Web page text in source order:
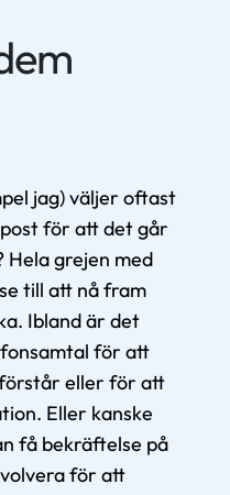
jag) väljer oftast
för att det går
grejen med
till att nå fram
Ibland är det
för att
eller för att
Eller kanske
få bekräftelse på
för att